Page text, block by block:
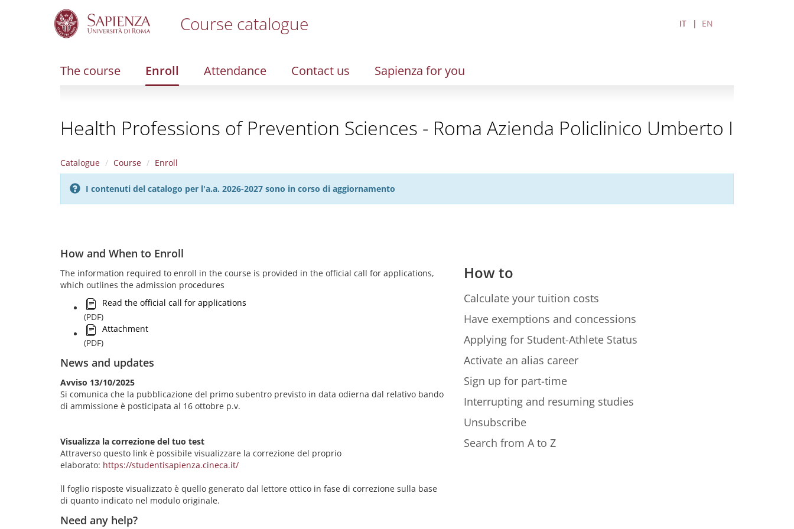
Course catalogue IT EN
The course Enroll Attendance Contact us Sapienza for you
Health Professions of Prevention Sciences - Roma Azienda Policlinico Umberto I
Catalogue Course Enroll
I contenuti del catalogo per l'a.a. 2026-2027 sono in corso di aggiornamento
How and When to Enroll
The information required to enroll in the course is provided in the official call for applications,
which outlines the admission procedures
Read the official call for applications
(PDF)
Attachment
(PDF)
News and updates
Avviso 13/10/2025
Si comunica che la pubblicazione del primo subentro previsto in data odierna dal relativo bando
di ammissione è posticipata al 16 ottobre p.v.
Visualizza la correzione del tuo test
Attraverso questo link è possibile visualizzare la correzione del proprio
elaborato: https://studentisapienza.cineca.it/
ll foglio risposte visualizzato è quello generato dal lettore ottico in fase di correzione sulla base
di quanto indicato nel modulo originale.
Need any help?
How to
Calculate your tuition costs
Have exemptions and concessions
Applying for Student-Athlete Status
Activate an alias career
Sign up for part-time
Interrupting and resuming studies
Unsubscribe
Search from A to Z